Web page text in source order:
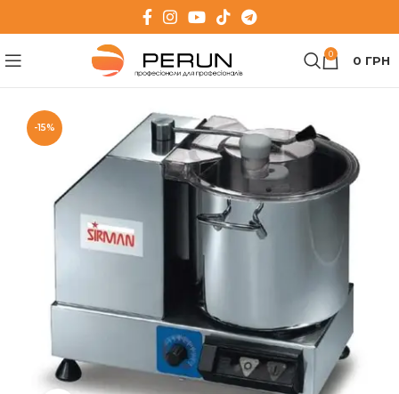
0 0 ГРН
-15%